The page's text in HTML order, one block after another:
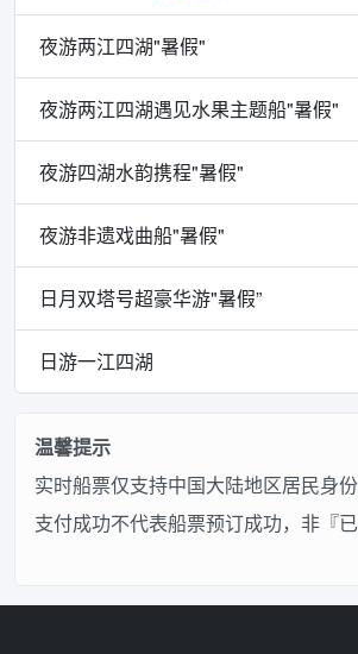
夜游两江四湖"暑假"
夜游两江四湖遇见水果主题船"暑假"
夜游四湖水韵携程"暑假"
夜游非遗戏曲船"暑假"
日月双塔号超豪华游"暑假”
日游一江四湖
温馨提示
实时船票仅支持中国大陆地区居民身
支付成功不代表船票预订成功，非『